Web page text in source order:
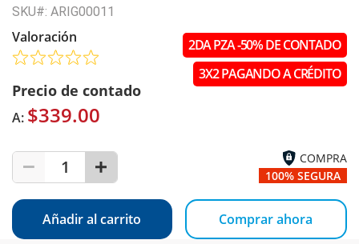
SKU#: ARIG00011
Valoración
Precio de contado
A: $339.00
1
2DA PZA -50% DE CONTADO
3X2 PAGANDO A CRÉDITO
COMPRA
100% SEGURA
Añadir al carrito Comprar ahora